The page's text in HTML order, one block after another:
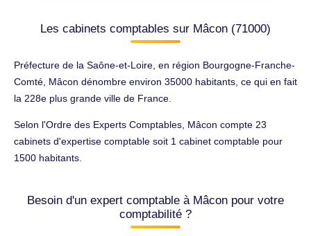
Les cabinets comptables sur Mâcon (71000)
Préfecture de la Saône-et-Loire, en région Bourgogne-Franche-
Comté, Mâcon dénombre environ 35000 habitants, ce qui en fait
la 228e plus grande ville de France.
Selon l'Ordre des Experts Comptables, Mâcon compte 23
cabinets d'expertise comptable soit 1 cabinet comptable pour
1500 habitants.
Besoin d'un expert comptable à Mâcon pour votre
comptabilité ?